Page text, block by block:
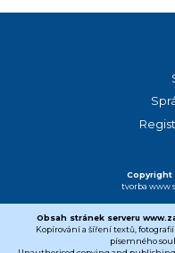
Copyright
tvorba www
Obsah stránek serveru
Kopírování a šíření textů,
písemného